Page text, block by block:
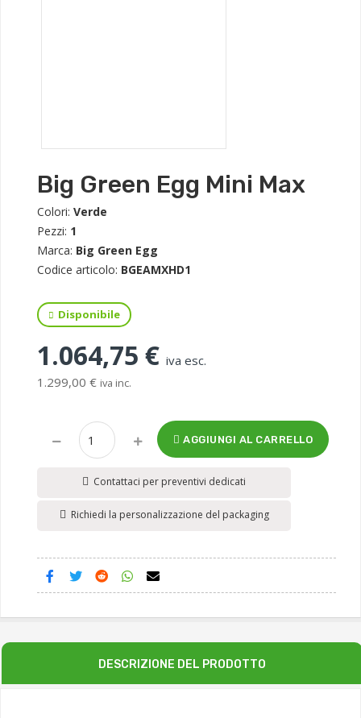
Big Green Egg Mini Max
Colori: Verde
Pezzi: 1
Marca: Big Green Egg
Codice articolo: BGEAMXHD1
Disponibile
1.064,75 € iva esc.
1.299,00 € iva inc.
AGGIUNGI AL CARRELLO
Contattaci per preventivi dedicati
Richiedi la personalizzazione del packaging
DESCRIZIONE DEL PRODOTTO